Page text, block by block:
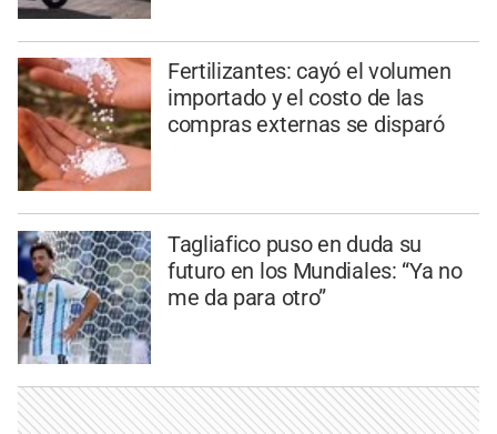
Fertilizantes: cayó el volumen
importado y el costo de las
compras externas se disparó
Tagliafico puso en duda su
futuro en los Mundiales: “Ya no
me da para otro”